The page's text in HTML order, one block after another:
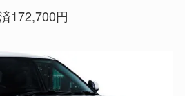
172,700円